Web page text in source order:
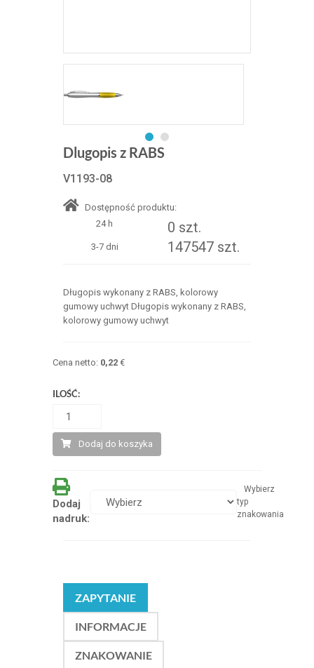
Dlugopis z RABS
V1193-08
Dostępność produktu:
24 h
0 szt.
3-7 dni 147547 szt.
Długopis wykonany z RABS, kolorowy
gumowy uchwyt Długopis wykonany z RABS,
kolorowy gumowy uchwyt
Cena netto: 0,22€
ILOŚĆ:
Dodaj do koszyka
Dodaj
nadruk:
Wybierz
typ
znakowania
ZAPYTANIE
INFORMACJE
ZNAKOWANIE